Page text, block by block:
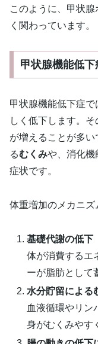
このように、甲状
く関わっています。
甲状腺機能低
甲状腺機能低下症
しく低下します。
が増えることが多
るむくみや、消化機
症状です。
体重増加のメカニズ
基礎代謝の低下
体が消費するエ
ーが脂肪として
水分貯留による
血液循環やリン
身がむくみやす